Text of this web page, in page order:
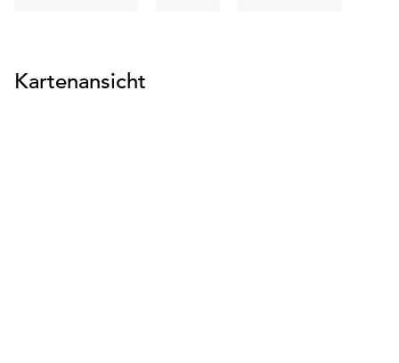
Kartenansicht